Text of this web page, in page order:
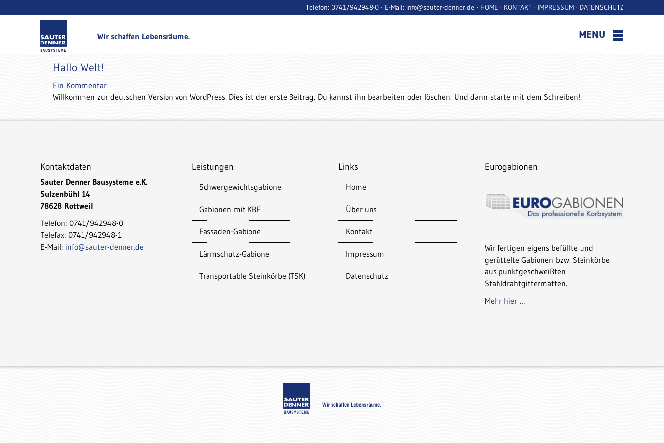
Telefon: 0741/942948-0 · E-Mail: info@sauter-denner.de · HOME · KONTAKT · IMPRESSUM · DATENSCHUTZ
MENU
Wir schaffen Lebensräume.
Hallo Welt!
Ein Kommentar
Willkommen zur deutschen Version von WordPress. Dies ist der erste Beitrag. Du kannst ihn bearbeiten oder löschen. Und dann starte mit dem Schreiben!
Kontaktdaten
Sauter Denner Bausysteme e.K.
Sulzenbühl 14
78628 Rottweil
Telefon: 0741/942948-0
Telefax: 0741/942948-1
E-Mail: info@sauter-denner.de
Leistungen
Schwergewichtsgabione
Gabionen mit KBE
Fassaden-Gabione
Lärmschutz-Gabione
Transportable Steinkörbe (TSK)
Links
Home
Über uns
Kontakt
Impressum
Datenschutz
Eurogabionen
Wir fertigen eigens befüllte und
gerüttelte Gabionen bzw. Steinkörbe
aus punktgeschweißten
Stahldrahtgittermatten.
Mehr hier …